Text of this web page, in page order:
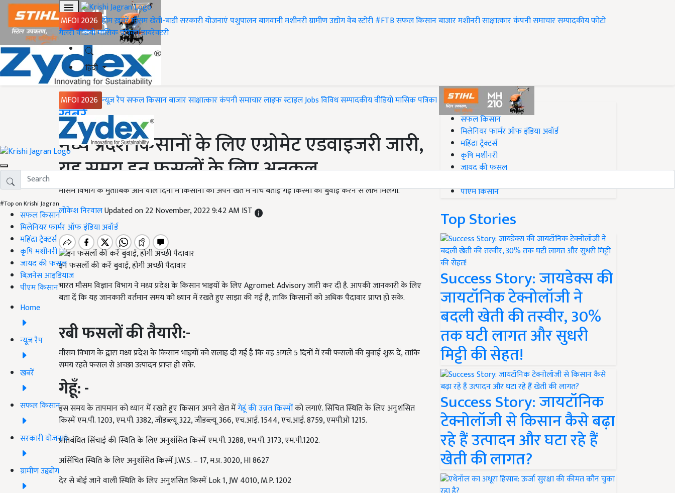
MFOI 2026 होमख़बरेंमौसमखेती-बाड़ीसरकारी योजनाएंपशुपालनबागवानीमशीनरीग्रामीण उद्योगवेब स्टोरी#FTBसफल किसानबाजारमशीनरीसाक्षात्कारकंपनी समाचारसम्पादकीयफोटो
गैलरीवीडियोमासिक पत्रिकाडायरेक्टरी
हिंदी
MFOI 2026 न्यूज़ रैपसफल किसानबाजारसाक्षात्कारकंपनी समाचारलाइफ स्टाइलJobsविविधसम्पादकीयवीडियोमासिक पत्रिका
#Top on Krishi Jagran
सफल किसान
मिलेनियर फार्मर ऑफ इंडिया अवॉर्ड
महिंद्रा ट्रैक्टर्स
कृषि मशीनरी
जायद की फसल
बिज़नेस आइडियाज
पीएम किसान
Home
न्यूज़ रैप
खबरें
सफल किसान
सरकारी योजनाएं
ग्रामीण उद्द्योग
Home
ख़बरें
मध्य प्रदेश किसानों के लिए एग्रोमेट एडवाइजरी जारी,
यह समय इन फसलों के लिए अनुकूल
मौसम विभाग के मुताबिक आने वाले दिनों में किसानों को अपने खेत में नीचे बताई गई किस्मों की बुवाई करने से लाभ मिलेगा.
लोकेश निरवालUpdated on 22 November, 2022 9:42 AM IST
इन फसलों की करें बुवाई, होगी अच्छी पैदावार
भारत मौसम विज्ञान विभाग ने मध्य प्रदेश के किसान भाइयों के लिए Agromet Advisory जारी कर दी है. आपकी जानकारी के लिए
बता दें कि यह जानकारी वर्तमान समय को ध्यान में रखते हुए साझा की गई है, ताकि किसानों को अधिक पैदावार प्राप्त हो सके.
रबी फसलों की तैयारी:-
मौसम विभाग के द्वारा मध्य प्रदेश के किसान भाइयों को सलाह दी गई है कि वह अगले 5 दिनों में रबी फसलों की बुवाई शुरू दें, ताकि
समय रहते फसल से अच्छा उत्पादन प्राप्त हो सके.
गेहूँ: -
इस समय के तापमान को ध्यान में रखते हुए किसान अपने खेत मेंगेहूं की उन्नत किस्मोंको लगाएं. सिंचित स्थिति के लिए अनुशंसित
किस्में एम.पी. 1203, एम.पी. 3382, जीडब्ल्यू 322, जीडब्ल्यू 366, एच.आई. 1544, एच.आई. 8759, एमपीओ 1215.
प्रतिबंधित सिंचाई की स्थिति के लिए अनुशंसित किस्में एम.पी. 3288, एम.पी. 3173, एम.पी.1202.
असिंचित स्थिति के लिए अनुशंसित किस्में J.W.S. – 17, म.प्र. 3020, HI 8627
देर से बोई जाने वाली स्थिति के लिए अनुशंसित किस्में Lok 1, JW 4010, M.P. 1202
#Top on Krishi Jagran
सफल किसान
मिलेनियर फार्मर ऑफ इंडिया अवॉर्ड
महिंद्रा ट्रैक्टर्स
कृषि मशीनरी
जायद की फसल
पीएम किसान
Top Stories
Success Story: जायडेक्स की
जायटॉनिक टेक्नोलॉजी ने
बदली खेती की तस्वीर, 30%
तक घटी लागत और सुधरी
मिट्टी की सेहत!
Success Story: जायटॉनिक
टेक्नोलॉजी से किसान कैसे बढ़ा
रहे हैं उत्पादन और घटा रहे हैं
खेती की लागत?